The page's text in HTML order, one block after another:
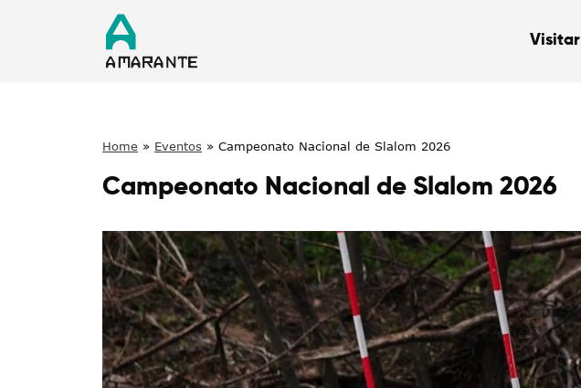
Visitar
Home » Eventos » Campeonato Nacional de Slalom 2026
Campeonato Nacional de Slalom 2026